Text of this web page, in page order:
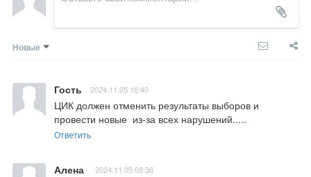
Новые
Гость 2024.11.05 16:40
ЦИК должен отменить результаты выборов и
провести новые  из-за всех нарушений.....
Ответить
Алена 2024.11.05 08:36